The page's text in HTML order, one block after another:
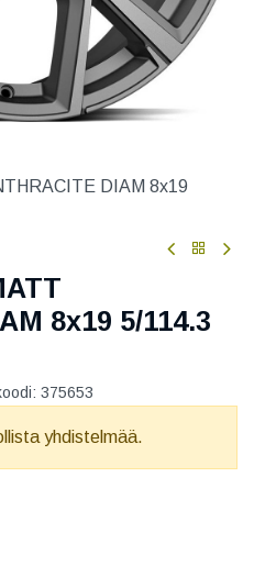
DIAM 8x19
8x19 5/114.3
375653
yhdistelmää.